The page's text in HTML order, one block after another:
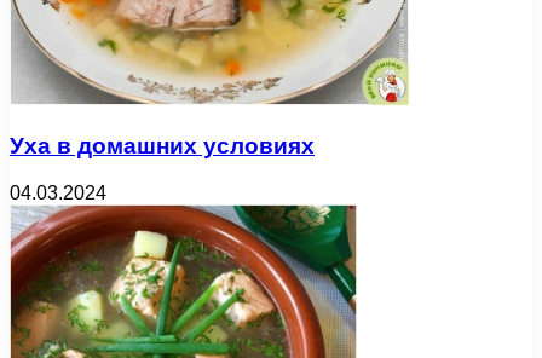
Уха в домашних условиях
04.03.2024